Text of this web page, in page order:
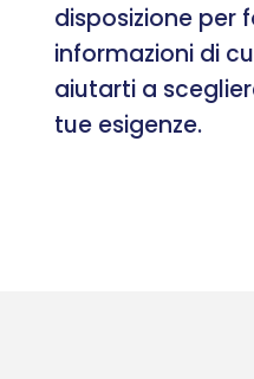
disposizione per
informazioni di
aiutarti a
tue esigenze.